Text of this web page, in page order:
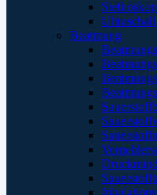
Ultraschall
Beatmung